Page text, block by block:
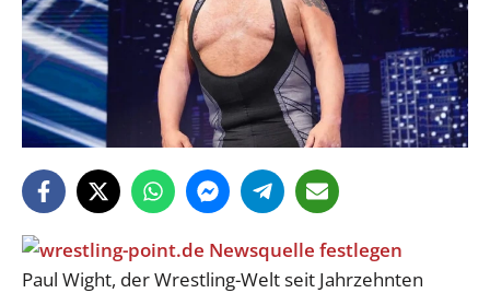
Paul Wight, der Wrestling-Welt seit Jahrzehnten